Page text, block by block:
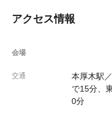
アクセス情報
会場
交通
本厚木駅
で15分、
0分